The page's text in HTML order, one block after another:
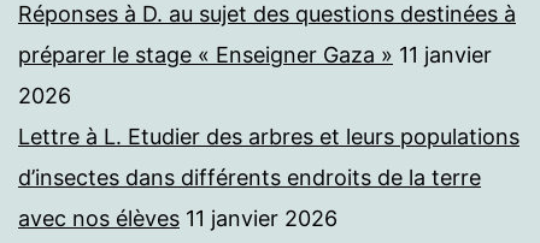
Réponses à D. au sujet des questions destinées à
préparer le stage « Enseigner Gaza » 11 janvier
2026
Lettre à L. Etudier des arbres et leurs populations
d’insectes dans différents endroits de la terre
avec nos élèves 11 janvier 2026